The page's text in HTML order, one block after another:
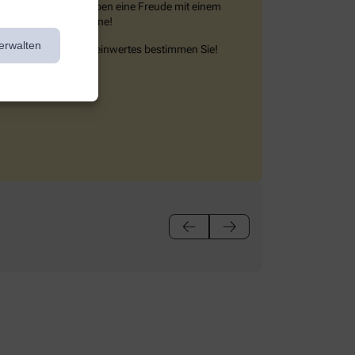
Machen Sie Ihren Lieben eine Freude mit einem
unserer Geldgutscheine!
Höhe des Gutscheinwertes bestimmen Sie!